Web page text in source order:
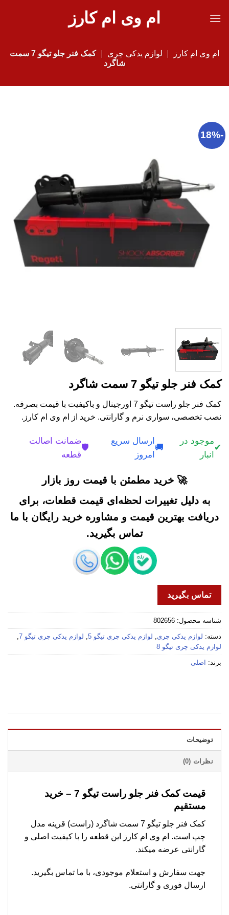
ام وی ام کارز
ام وی ام کارز لوازم یدکی چری
کمک فنر جلو تیگو 7 سمت
شاگرد
-18%
کمک فنر جلو تیگو 7 سمت شاگرد
کمک فنر جلو راست تیگو 7 اورجینال و باکیفیت با قیمت بصرفه.
نصب تخصصی، سواری نرم و گارانتی. خرید از ام وی ام کارز.
✔
موجود در
انبار
🚚
ارسال سریع
امروز
🛡️
ضمانت اصالت
قطعه
🚀 خرید مطمئن با قیمت روز بازار
به دلیل تغییرات لحظه‌ای قیمت قطعات، برای
دریافت بهترین قیمت و مشاوره خرید رایگان با ما
تماس بگیرید.
تماس بگیرید
شناسه محصول: 802656
دسته: لوازم یدکی چری, لوازم یدکی چری تیگو 5 , لوازم یدکی چری تیگو 7
,
لوازم یدکی چری تیگو 8
برند: اصلی
توضیحات
نظرات (0)
قیمت کمک فنر جلو راست تیگو 7 – خرید
مستقیم
کمک فنر جلو تیگو 7 سمت شاگرد (راست) قرینه مدل
چپ است. ام وی ام کارز این قطعه را با کیفیت اصلی و
گارانتی عرضه میکند.
جهت سفارش و استعلام موجودی، با ما تماس بگیرید.
ارسال فوری و گارانتی.